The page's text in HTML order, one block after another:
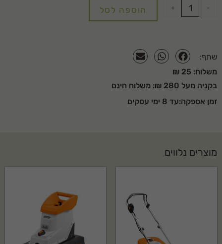
-
+ הוספה לסל
שתף:
משלוח: 25 ₪
בקניה מעל 280 ₪: משלוח חינם
זמן אספקה:עד 8 ימי עסקים
מוצרים נלווים